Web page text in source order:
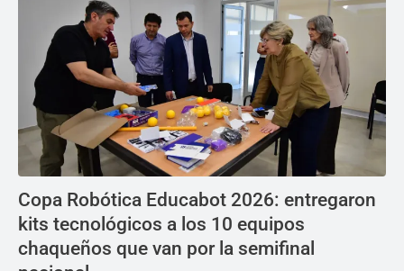
Copa Robótica Educabot 2026: entregaron
kits tecnológicos a los 10 equipos
chaqueños que van por la semifinal